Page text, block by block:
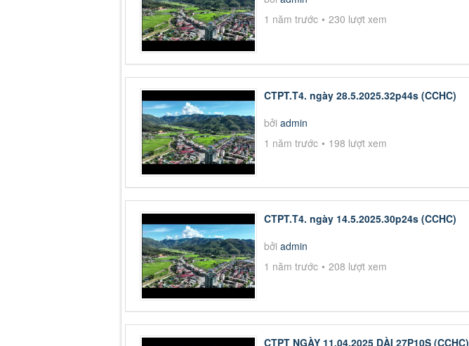
1 năm trước
230 lượt xem
CTPT.T4. ngày 28.5.2025.32p44s (CCHC)
bởi admin
1 năm trước
198 lượt xem
CTPT.T4. ngày 14.5.2025.30p24s (CCHC)
bởi admin
1 năm trước
208 lượt xem
CTPT NGÀY 11.04.2025 DÀI 27P10S (CCHC)